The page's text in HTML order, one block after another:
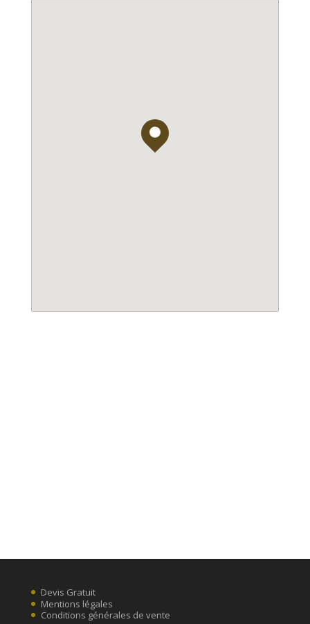
Devis Gratuit
Mentions légales
Conditions générales de vente